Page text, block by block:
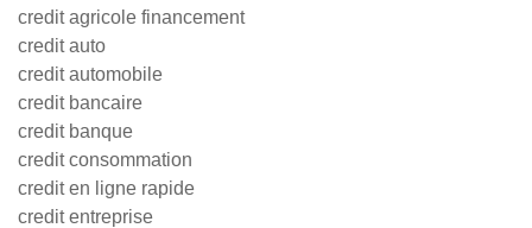
credit agricole financement
credit auto
credit automobile
credit bancaire
credit banque
credit consommation
credit en ligne rapide
credit entreprise